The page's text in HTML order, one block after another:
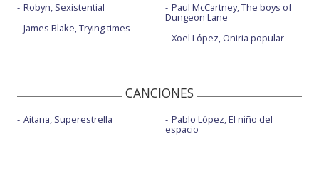
Robyn, Sexistential
James Blake, Trying times
Paul McCartney, The boys of
Dungeon Lane
Xoel López, Oniria popular
CANCIONES
Aitana, Superestrella Pablo López, El niño del
espacio